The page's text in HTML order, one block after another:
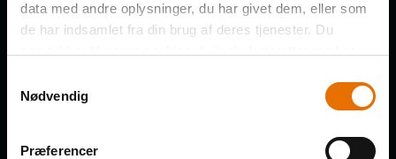
data med andre oplysninger, du har givet dem, eller som
de har indsamlet fra din brug af deres tjenester. Du
Nødvendig
Præferencer
VIRKSOMHED